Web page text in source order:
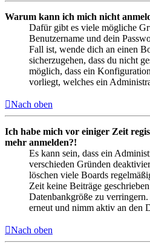
Warum kann ich mich nicht
Dafür gibt es viele mögliche
Benutzername und dein
Fall ist, wende dich an einen
sicherzugehen, dass du nicht
möglich, dass ein
vorliegt, welches ein
Nach oben
Ich habe mich vor einiger Zeit
mehr anmelden?!
Es kann sein, dass ein
verschieden Gründen
löschen viele Boards
Zeit keine Beiträge
Datenbankgröße zu
erneut und nimm aktiv an den
Nach oben